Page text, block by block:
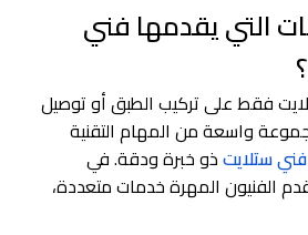
التي يقدمها فني
فقط على تركيب الطبق أو توصيل
واسعة من المهام التقنية
ستلايتذو خبرة ودقة. في
الفنيون المهرة خدمات متعددة،